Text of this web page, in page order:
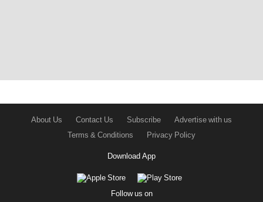
About Us Contact Us Subscribe
Advertise with us
Terms & Conditions
Privacy Policy
Download App
Follow us on